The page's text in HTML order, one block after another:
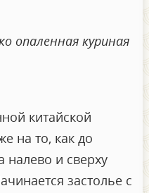
опаленная куриная
китайской
на то, как до
и сверху
застолье с